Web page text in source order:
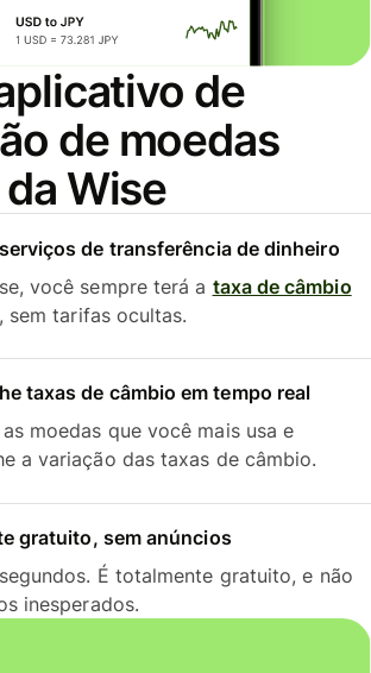
de
de moedas
Wise
de transferência de dinheiro
você sempre terá a taxa de câmbio
sem tarifas ocultas.
taxas de câmbio em tempo real
moedas que você mais usa e
a variação das taxas de câmbio.
gratuito, sem anúncios
É totalmente gratuito, e não
inesperados.